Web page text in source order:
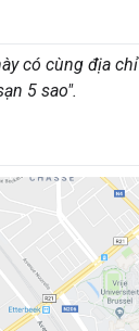
có cùng địa chỉ
5 sao".